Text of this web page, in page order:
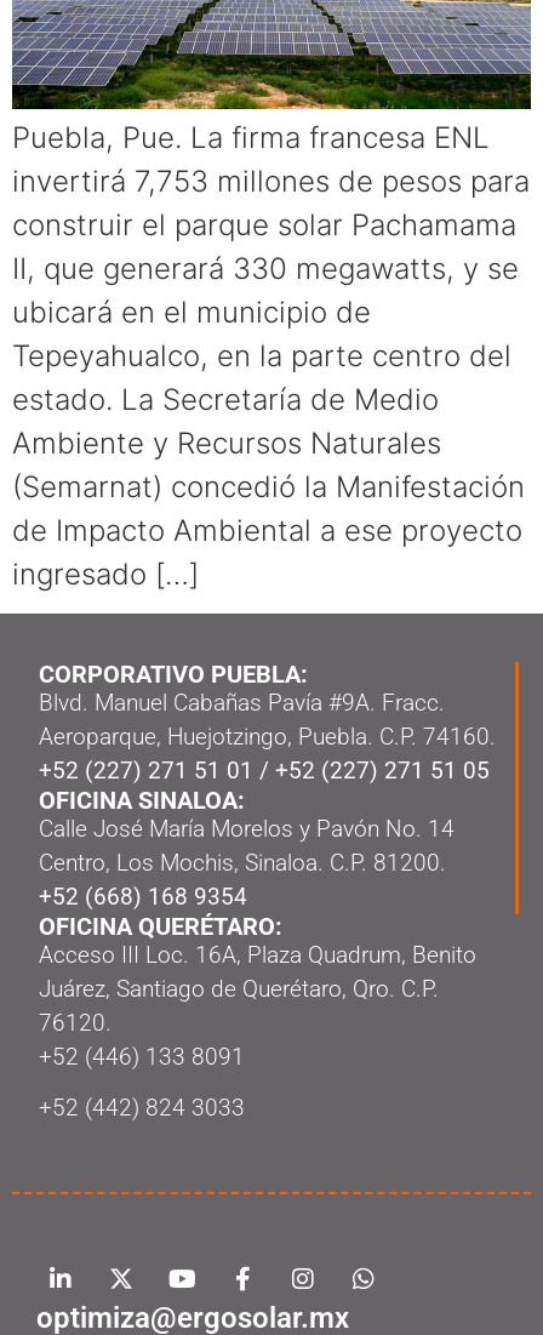
Puebla, Pue. La firma francesa ENL
invertirá 7,753 millones de pesos para
construir el parque solar Pachamama
II, que generará 330 megawatts, y se
ubicará en el municipio de
Tepeyahualco, en la parte centro del
estado. La Secretaría de Medio
Ambiente y Recursos Naturales
(Semarnat) concedió la Manifestación
de Impacto Ambiental a ese proyecto
ingresado […]
CORPORATIVO PUEBLA:
Blvd. Manuel Cabañas Pavía #9A. Fracc.
Aeroparque, Huejotzingo, Puebla. C.P. 74160.
+52 (227) 271 51 01 / +52 (227) 271 51 05
OFICINA SINALOA:
Calle José María Morelos y Pavón No. 14
Centro, Los Mochis, Sinaloa. C.P. 81200.
+52 (668) 168 9354
OFICINA QUERÉTARO:
Acceso III Loc. 16A, Plaza Quadrum, Benito
Juárez, Santiago de Querétaro, Qro. C.P.
76120.
‭+52 (446) 133 8091‬
+52 (442) 824 3033
optimiza@ergosolar.mx